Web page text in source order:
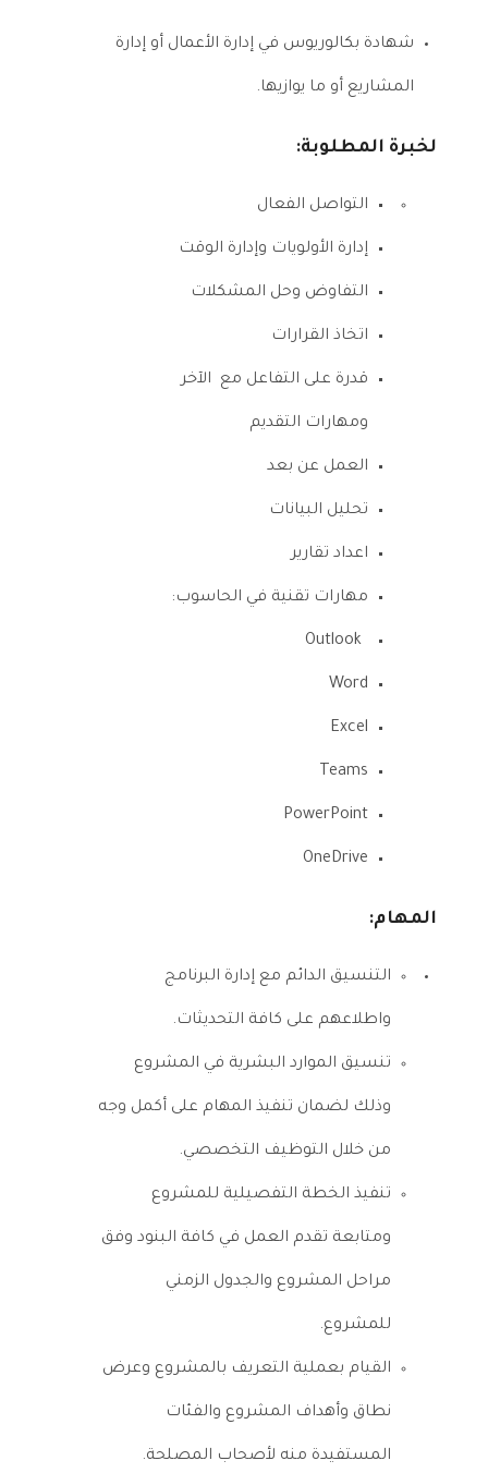
شهادة بكالوريوس في إدارة الأعمال أو إدارة
المشاريع أو ما يوازيها.
لخبرة المطلوبة:
التواصل الفعال
إدارة الأولويات وإدارة الوقت
التفاوض وحل المشكلات
اتخاذ القرارات
قدرة على التفاعل مع الآخر
ومهارات التقديم
العمل عن بعد
تحليل البيانات
اعداد تقارير
مهارات تقنية في الحاسوب:
Word
Excel
Teams
PowerPoint
OneDrive
المهام:
التنسيق الدائم مع إدارة البرنامج
واطلاعهم على كافة التحديثات.
تنسيق الموارد البشرية في المشروع
وذلك لضمان تنفيذ المهام على أكمل وجه
من خلال التوظيف التخصصي.
تنفيذ الخطة التفصيلية للمشروع
ومتابعة تقدم العمل في كافة البنود وفق
مراحل المشروع والجدول الزمني
للمشروع.
القيام بعملية التعريف بالمشروع وعرض
نطاق وأهداف المشروع والفئات
المستفيدة منه لأصحاب المصلحة.